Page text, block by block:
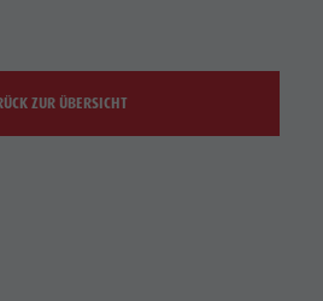
ZUR ÜBERSICHT